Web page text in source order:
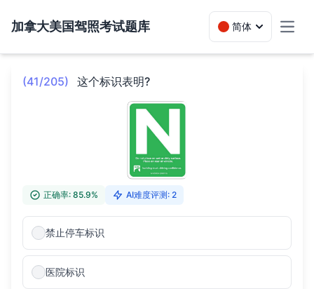
加拿大美国驾照考试题库 简体
(41/205) 这个标识表明?
正确率: 85.9% AI难度评测: 2
禁止停车标识
医院标识